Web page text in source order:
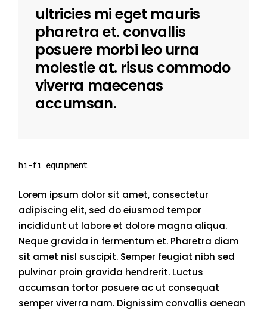
ultricies mi eget mauris
pharetra et. convallis
posuere morbi leo urna
molestie at. risus commodo
viverra maecenas
accumsan.
hi-fi equipment
Lorem ipsum dolor sit amet, consectetur
adipiscing elit, sed do eiusmod tempor
incididunt ut labore et dolore magna aliqua.
Neque gravida in fermentum et. Pharetra diam
sit amet nisl suscipit. Semper feugiat nibh sed
pulvinar proin gravida hendrerit. Luctus
accumsan tortor posuere ac ut consequat
semper viverra nam. Dignissim convallis aenean